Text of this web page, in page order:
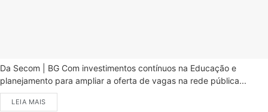
Da Secom | BG Com investimentos contínuos na Educação e
planejamento para ampliar a oferta de vagas na rede pública...
LEIA MAIS